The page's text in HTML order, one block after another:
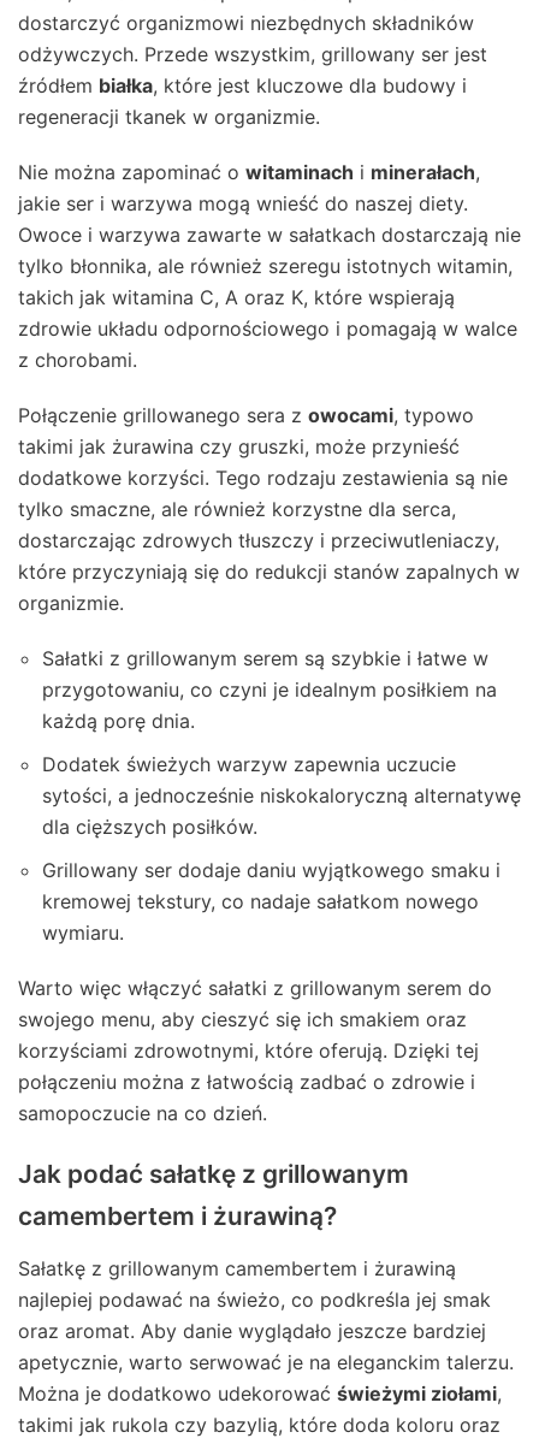
dostarczyć organizmowi niezbędnych składników
odżywczych. Przede wszystkim, grillowany ser jest
źródłem białka, które jest kluczowe dla budowy i
regeneracji tkanek w organizmie.
Nie można zapominać o witaminach i minerałach,
jakie ser i warzywa mogą wnieść do naszej diety.
Owoce i warzywa zawarte w sałatkach dostarczają nie
tylko błonnika, ale również szeregu istotnych witamin,
takich jak witamina C, A oraz K, które wspierają
zdrowie układu odpornościowego i pomagają w walce
z chorobami.
Połączenie grillowanego sera z owocami, typowo
takimi jak żurawina czy gruszki, może przynieść
dodatkowe korzyści. Tego rodzaju zestawienia są nie
tylko smaczne, ale również korzystne dla serca,
dostarczając zdrowych tłuszczy i przeciwutleniaczy,
które przyczyniają się do redukcji stanów zapalnych w
organizmie.
Sałatki z grillowanym serem są szybkie i łatwe w
przygotowaniu, co czyni je idealnym posiłkiem na
każdą porę dnia.
Dodatek świeżych warzyw zapewnia uczucie
sytości, a jednocześnie niskokaloryczną alternatywę
dla cięższych posiłków.
Grillowany ser dodaje daniu wyjątkowego smaku i
kremowej tekstury, co nadaje sałatkom nowego
wymiaru.
Warto więc włączyć sałatki z grillowanym serem do
swojego menu, aby cieszyć się ich smakiem oraz
korzyściami zdrowotnymi, które oferują. Dzięki tej
połączeniu można z łatwością zadbać o zdrowie i
samopoczucie na co dzień.
Jak podać sałatkę z grillowanym
camembertem i żurawiną?
Sałatkę z grillowanym camembertem i żurawiną
najlepiej podawać na świeżo, co podkreśla jej smak
oraz aromat. Aby danie wyglądało jeszcze bardziej
apetycznie, warto serwować je na eleganckim talerzu.
Można je dodatkowo udekorować świeżymi ziołami,
takimi jak rukola czy bazylią, które doda koloru oraz